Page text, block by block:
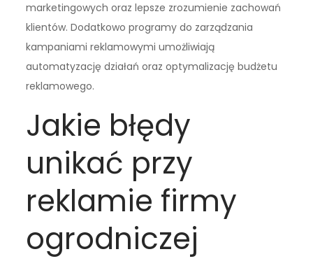
marketingowych oraz lepsze zrozumienie zachowań
klientów. Dodatkowo programy do zarządzania
kampaniami reklamowymi umożliwiają
automatyzację działań oraz optymalizację budżetu
reklamowego.
Jakie błędy
unikać przy
reklamie firmy
ogrodniczej